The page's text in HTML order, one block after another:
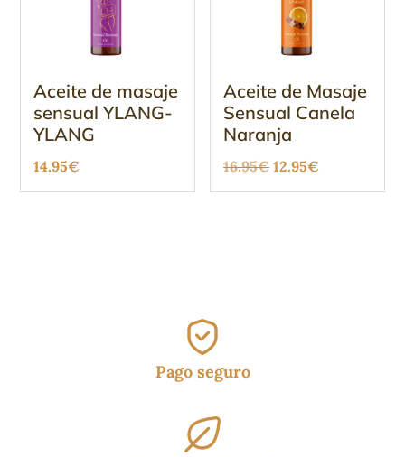
Aceite de masaje
sensual YLANG-
YLANG
14.95€
Aceite de Masaje
Sensual Canela
Naranja
16.95€ El
precio
12.95€
precio
Pago seguro